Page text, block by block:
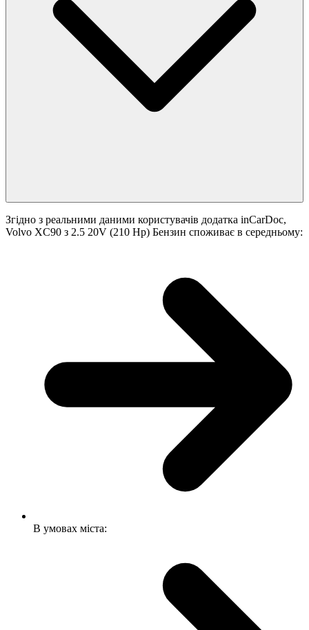
Згідно з реальними даними користувачів додатка inCarDoc,
Volvo XC90 з 2.5 20V (210 Hp) Бензин споживає в середньому:
В умовах міста: